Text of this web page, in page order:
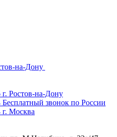
на-Дону
г. Ростов-на-Дону
Бесплатный звонок по России
г. Москва